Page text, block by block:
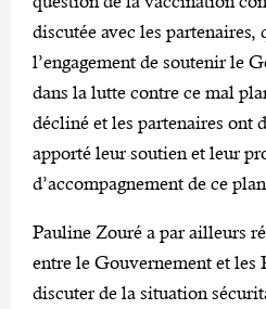
discutée avec les partenaires,
l’engagement de soutenir le
dans la lutte contre ce mal
décliné et les partenaires ont
apporté leur soutien et leur
d’accompagnement de ce
Pauline Zouré a par ailleurs
entre le Gouvernement et les
discuter de la situation